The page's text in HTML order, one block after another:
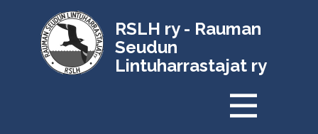
RSLH ry - Rauman
Seudun
Lintuharrastajat ry